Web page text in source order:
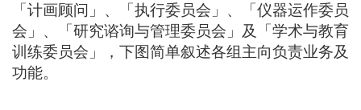
「计画顾问」、「执行委员会」、「仪器运作委员
会」、「研究谘询与管理委员会」及「学术与教育
训练委员会」，下图简单叙述各组主向负责业务及
功能。